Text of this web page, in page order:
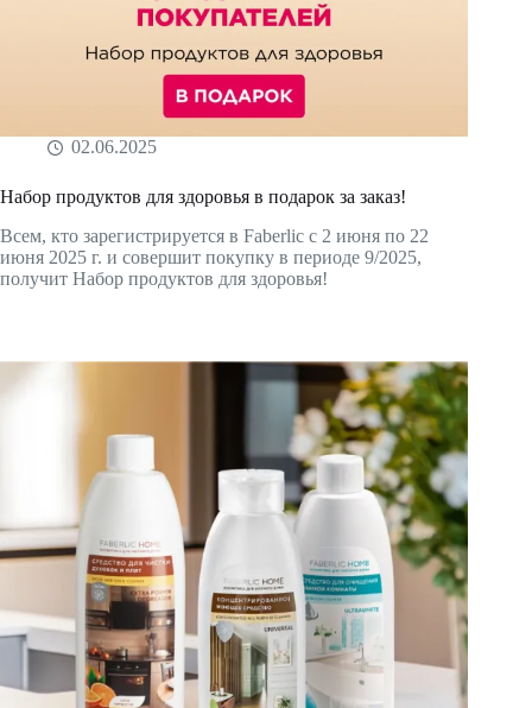
02.06.2025
Набор продуктов для здоровья в подарок за заказ!
Всем, кто зарегистрируется в Faberlic с 2 июня по 22
июня 2025 г. и совершит покупку в периоде 9/2025,
получит Набор продуктов для здоровья!